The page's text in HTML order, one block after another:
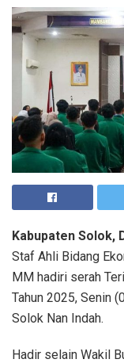
Kabupaten Solok,
Staf Ahli Bidang
MM hadiri serah
Tahun 2025, Senin
Solok Nan Indah.
Hadir selain Wakil